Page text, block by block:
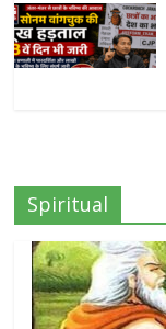
Spiritual